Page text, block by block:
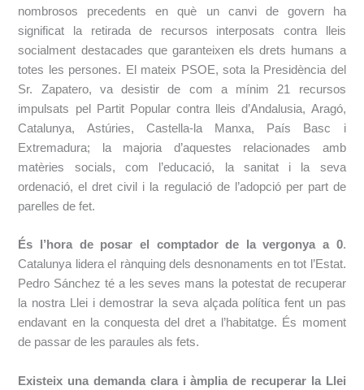
nombrosos precedents en què un canvi de govern ha
significat la retirada de recursos interposats contra lleis
socialment destacades que garanteixen els drets humans a
totes les persones. El mateix PSOE, sota la Presidència del
Sr. Zapatero, va desistir de com a mínim 21 recursos
impulsats pel Partit Popular contra lleis d’Andalusia, Aragó,
Catalunya, Astúries, Castella-la Manxa, País Basc i
Extremadura; la majoria d’aquestes relacionades amb
matèries socials, com l’educació, la sanitat i la seva
ordenació, el dret civil i la regulació de l’adopció per part de
parelles de fet.
És l’hora de posar el comptador de la vergonya a 0.
Catalunya lidera el rànquing dels desnonaments en tot l’Estat.
Pedro Sánchez té a les seves mans la potestat de recuperar
la nostra Llei i demostrar la seva alçada política fent un pas
endavant en la conquesta del dret a l’habitatge. És moment
de passar de les paraules als fets.
Existeix una demanda clara i àmplia de recuperar la Llei